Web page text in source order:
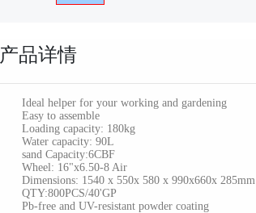
产品详情
Ideal helper for your working and gardening
Easy to assemble
Loading capacity: 180kg
Water capacity: 90L
sand Capacity:6CBF
Wheel: 16"x6.50-8 Air
Dimensions: 1540 x 550x 580 x 990x660x 285mm
QTY:800PCS/40'GP
Pb-free and UV-resistant powder coating